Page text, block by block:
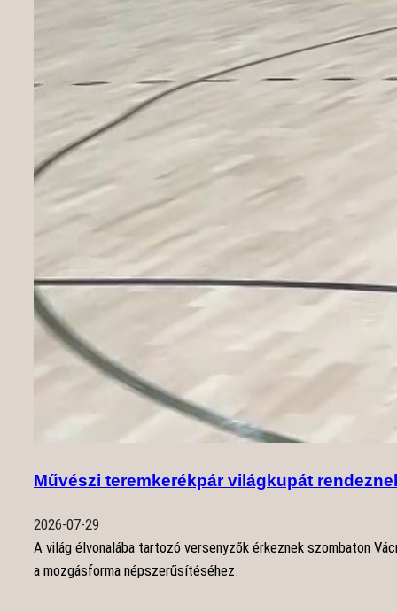
Művészi teremkerékpár világkupát
2026-07-29
A világ élvonalába tartozó versenyzők érkeznek szombaton
a mozgásforma népszerűsítéséhez.